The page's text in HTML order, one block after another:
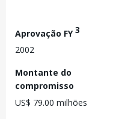
Aprovação FY3
2002
Montante do
compromisso
US$ 79.00 milhões